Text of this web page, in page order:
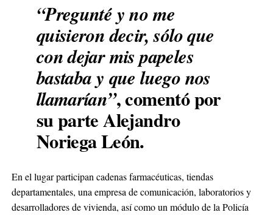
“Pregunté y no me
quisieron decir, sólo que
con dejar mis papeles
bastaba y que luego nos
llamarían”, comentó por
su parte Alejandro
Noriega León.
En el lugar participan cadenas farmacéuticas, tiendas
departamentales, una empresa de comunicación, laboratorios y
desarrolladores de vivienda, así como un módulo de la Policía